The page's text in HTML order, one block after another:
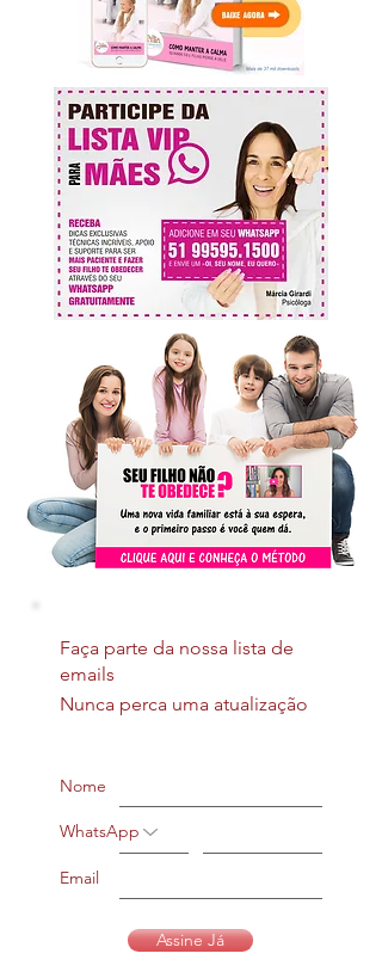
Faça parte da nossa lista de
emails
Nunca perca uma atualização
Nome
WhatsApp
Email
Assine Já